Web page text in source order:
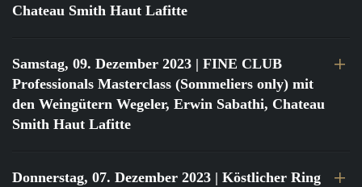
Chateau Smith Haut Lafitte
Samstag, 09. Dezember 2023 | FINE CLUB
Professionals Masterclass (Sommeliers only) mit
den Weingütern Wegeler, Erwin Sabathi, Chateau
Smith Haut Lafitte
Donnerstag, 07. Dezember 2023 | Köstlicher Ring